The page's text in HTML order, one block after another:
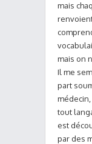
mais
mais on
Il me
part
tout
est
par des